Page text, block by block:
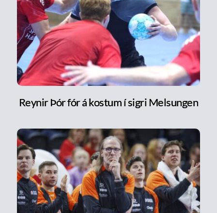
Reynir Þór fór á kostum í sigri Melsungen